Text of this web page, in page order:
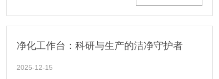
通风口与防火填料。若存储（闪点-45℃）等极......
净化工作台：科研与生产的洁净守护者
2025-12-15